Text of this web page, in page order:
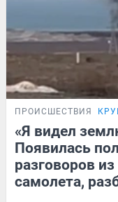
ПРОИСШЕСТВИЯ
«Я видел
Появилась
разговоров
самолета,